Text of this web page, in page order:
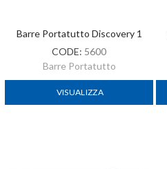
Barre Portatutto Discovery 1
CODE: 5600
Barre Portatutto
VISUALIZZA